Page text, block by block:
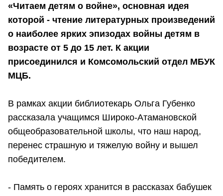
«Читаем детям о войне», основная идея
которой - чтение литературных произведений
о наиболее ярких эпизодах войны детям в
возрасте от 5 до 15 лет. К акции
присоединился и Комсомольский отдел МБУК
МЦБ.
В рамках акции библиотекарь Ольга Губенко
рассказала учащимся Широко-Атамановской
общеобразовательной школы, что наш народ,
перенес страшную и тяжелую войну и вышел
победителем.
- Память о героях хранится в рассказах бабушек